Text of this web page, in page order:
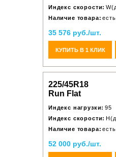
Индекс скорости:
Наличие товара:
35 576 руб./шт.
КУПИТЬ В 1 КЛИК
225/45R18
Run Flat
Индекс нагрузки: 95
Индекс скорости:
Наличие товара:
52 000 руб./шт.